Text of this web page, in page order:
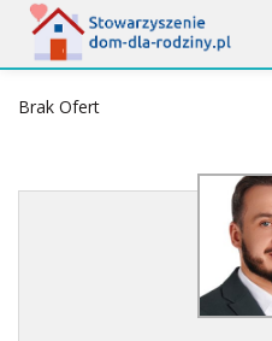
Brak Ofert